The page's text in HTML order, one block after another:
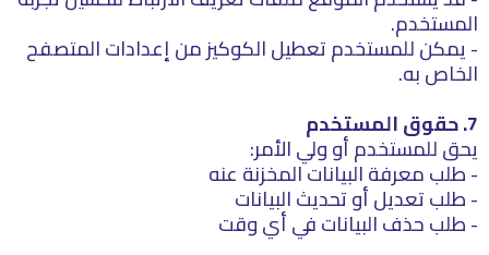
المستخدم.
- يمكن للمستخدم تعطيل الكوكيز من إعدادات المتصفح
الخاص به.
7. حقوق المستخدم
يحق للمستخدم أو ولي الأمر:
- طلب معرفة البيانات المخزنة عنه
- طلب تعديل أو تحديث البيانات
- طلب حذف البيانات في أي وقت